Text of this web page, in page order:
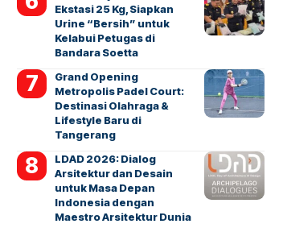
Ekstasi 25 Kg, Siapkan
Urine “Bersih” untuk
Kelabui Petugas di
Bandara Soetta
Grand Opening
Metropolis Padel Court:
Destinasi Olahraga &
Lifestyle Baru di
Tangerang
LDAD 2026: Dialog
Arsitektur dan Desain
untuk Masa Depan
Indonesia dengan
Maestro Arsitektur Dunia